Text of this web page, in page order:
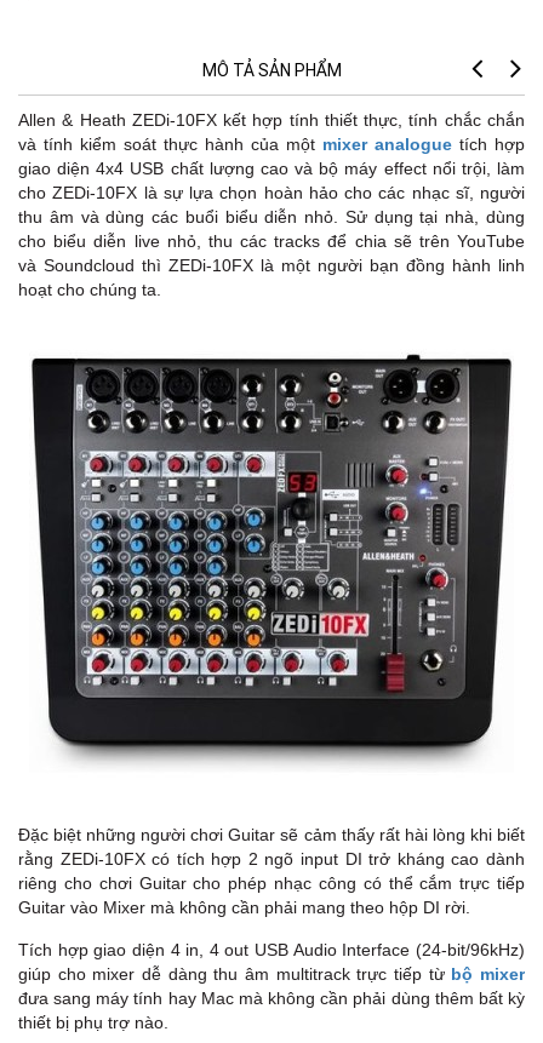
MÔ TẢ SẢN PHẨM
Allen & Heath ZEDi-10FX kết hợp tính thiết thực, tính chắc chắn
và tính kiểm soát thực hành của một mixer analogue tích hợp
giao diện 4x4 USB chất lượng cao và bộ máy effect nổi trội, làm
cho ZEDi-10FX là sự lựa chọn hoàn hảo cho các nhạc sĩ, người
thu âm và dùng các buổi biểu diễn nhỏ. Sử dụng tại nhà, dùng
cho biểu diễn live nhỏ, thu các tracks để chia sẽ trên YouTube
và Soundcloud thì ZEDi-10FX là một người bạn đồng hành linh
hoạt cho chúng ta.
Đặc biệt những người chơi Guitar sẽ cảm thấy rất hài lòng khi biết
rằng ZEDi-10FX có tích hợp 2 ngõ input DI trở kháng cao dành
riêng cho chơi Guitar cho phép nhạc công có thể cắm trực tiếp
Guitar vào Mixer mà không cần phải mang theo hộp DI rời.
Tích hợp giao diện 4 in, 4 out USB Audio Interface (24-bit/96kHz)
giúp cho mixer dễ dàng thu âm multitrack trực tiếp từ bộ mixer
đưa sang máy tính hay Mac mà không cần phải dùng thêm bất kỳ
thiết bị phụ trợ nào.